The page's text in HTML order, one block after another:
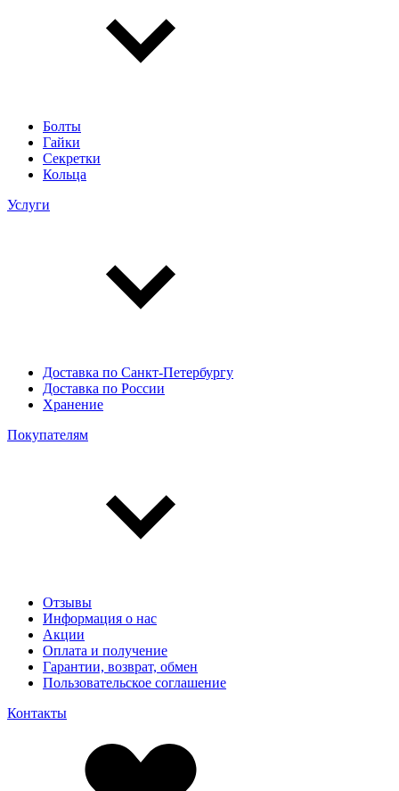
Болты
Гайки
Секретки
Кольца
Услуги
Доставка по Санкт-Петербургу
Доставка по России
Хранение
Покупателям
Отзывы
Информация о нас
Акции
Оплата и получение
Гарантии, возврат, обмен
Пользовательское соглашение
Контакты